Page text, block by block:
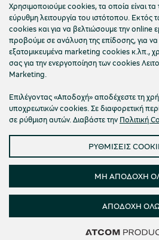
© 2026 Πολιτιστικό Ίδρυμα
Πολιτική Απορρήτου Όροι
Ρυθμίσεις Cookies
Χρησιμοποιούμε cookies, τα οποία είναι τα
εύρυθμη λειτουργία του ιστότοπου. Εκτός
cookies και για να βελτιώσουμε την online
προβούμε σε ανάλυση της επίδοσης, για
εξατομικευμένα marketing cookies κ.λπ.,
σας για την ενεργοποίηση των cookies
Marketing.
Επιλέγοντας «Αποδοχή» αποδέχεστε τη
υποχρεωτικών cookies. Σε διαφορετική
σε ρύθμιση αυτών. Διαβάστε την Πολιτική
ΡΥΘΜΙΣΕΙΣ
ΜΗ ΑΠΟΔΟΧΗ
ΑΠΟΔΟΧΗ